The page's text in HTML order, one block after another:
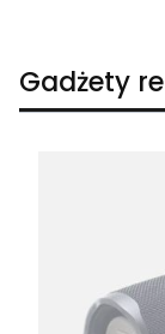
Gadżety